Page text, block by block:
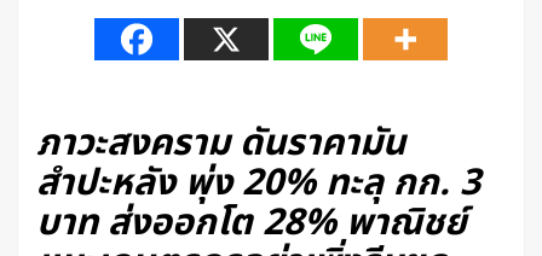
ภาวะสงคราม ดันราคามัน
สำปะหลัง พุ่ง 20% ทะลุ กก. 3
บาท ส่งออกโต 28%พาณิชย์